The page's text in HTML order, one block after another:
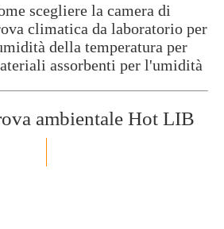
scegliere la camera di
climatica da laboratorio per
della temperatura per
assorbenti per l'umidità
ambientale Hot LIB